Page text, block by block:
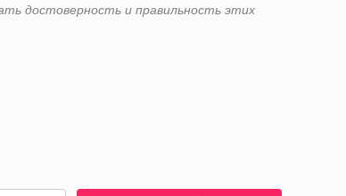
достоверность и правильность этих